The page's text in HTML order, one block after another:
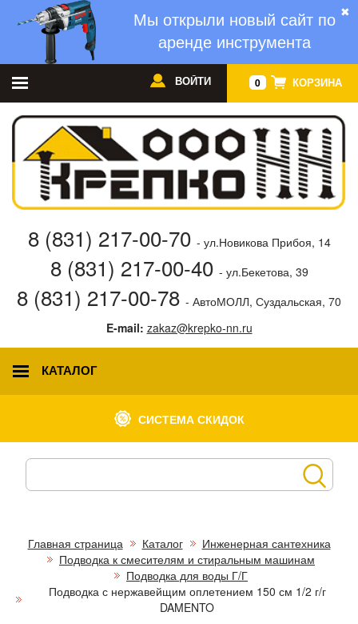
✖
Мы открыли новый сайт по
аренде инструмента
0 КОРЗИНА
ВОЙТИ
8 (831) 217-00-70 - ул.Новикова Прибоя, 14
8 (831) 217-00-40 - ул.Бекетова, 39
8 (831) 217-00-78 - АвтоМОЛЛ, Суздальская, 70
E-mail: zakaz@krepko-nn.ru
КАТАЛОГ
СИСТЕМА СКИДОК
Главная страница Каталог
Инженерная сантехника
Подводка к смесителям и стиральным машинам
Подводка для воды Г/Г
Подводка с нержавейщим оплетением 150 см 1/2 г/г
DAMENTO